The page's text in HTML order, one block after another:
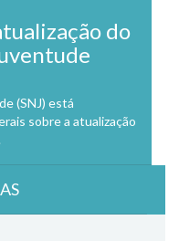
do
(SNJ) está
sobre a atualização